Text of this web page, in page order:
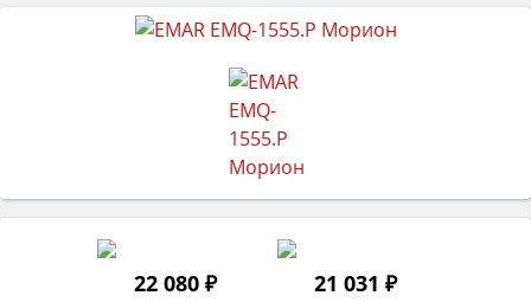
22 080 ₽ 21 031 ₽